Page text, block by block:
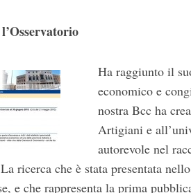
Ha raggiunto il
economico e
nostra Bcc ha
Artigiani e
autorevole nel
ricerca che è stata presentata
e che rappresenta la prima